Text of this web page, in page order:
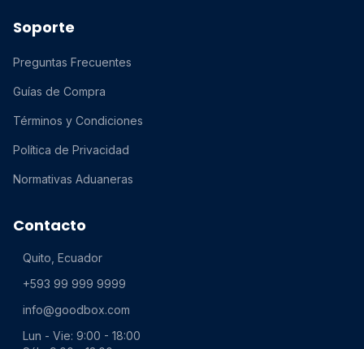
Soporte
Preguntas Frecuentes
Guías de Compra
Términos y Condiciones
Política de Privacidad
Normativas Aduaneras
Contacto
Quito, Ecuador
+593 99 999 9999
info@goodbox.com
Lun - Vie: 9:00 - 18:00